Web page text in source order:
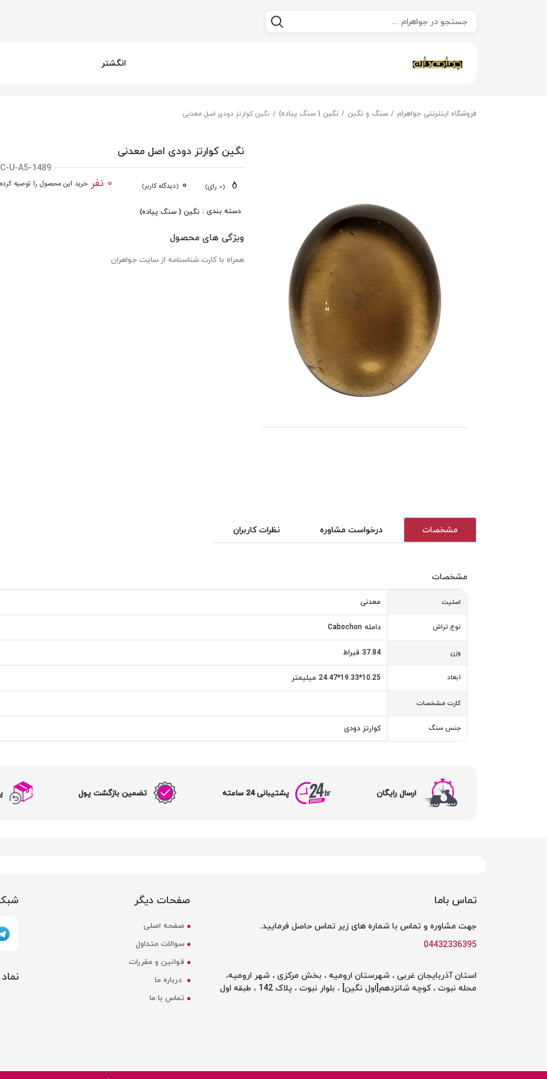
انگشتر
فروشگاه اینترنتی جواهرام سنگ و نگین نگین ( سنگ پیاده) نگین کوارتز دودی اصل معدنی
نگین کوارتز دودی اصل معدنی
U-A5-1489
(0 رای) 0 (دیدگاه کاربر) 0 نفر خرید این محصول را توصیه کرده
دسته بندی : نگین ( سنگ پیاده)
ویژگی های محصول
همراه با کارت شناسنامه از سایت جواهران
مشخصات درخواست مشاوره نظرات کاربران
مشخصات
اصلیت معدنی
نوع تراش دامله Cabochon
وزن 37.84 قیراط
ابعاد 10.25*19.33*24.47 میلیمتر
کارت مشخصات
جنس سنگ کوارتز دودی
ارسال رایگان پشتیبانی 24 ساعته تضمین بازگشت پول
تماس باما
جهت مشاوره و تماس با شماره های زیر تماس حاصل فرمایید.
04432336395
استان آذربایجان غربی ، شهرستان ارومیه ، بخش مرکزی ، شهر ارومیه،
محله نبوت ، کوچه شانزدهم[اول نگین] ، بلوار نبوت ، پلاک 142 ، طبقه اول
صفحات دیگر
صفحه اصلی
سوالات متداول
قوانین و مقررات
درباره ما
تماس با ما